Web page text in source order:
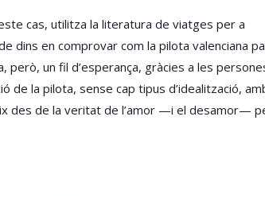
cas, utilitza la literatura de viatges per a
dins en comprovar com la pilota valenciana
però, un fil d’esperança, gràcies a les
de la pilota, sense cap tipus d’idealització,
des de la veritat de l’amor —i el desamor—